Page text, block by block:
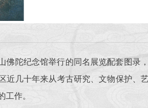
佛陀纪念馆举行的同名展览配套图录
近几十年来从考古研究、文物保护、
工作。